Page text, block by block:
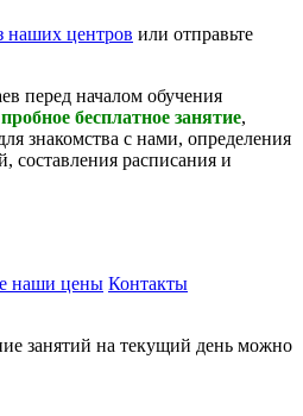
наших центров или отправьте
перед началом обучения
пробное бесплатное занятие,
знакомства с нами, определения
составления расписания и
наши цены Контакты
занятий на текущий день можно